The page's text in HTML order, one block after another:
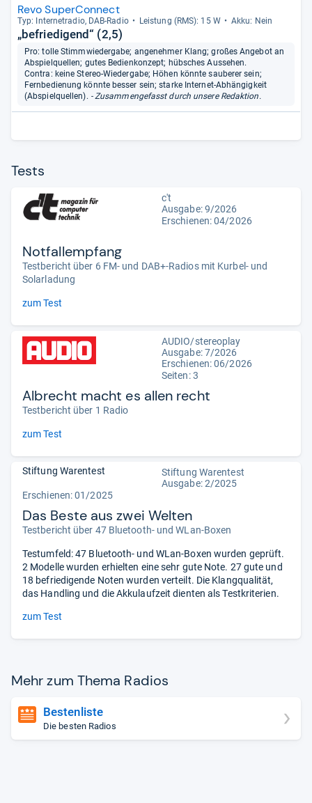
Revo SuperConnect
Typ: Inter­ne­tra­dio, DAB-​Radio Leis­tung (RMS): 15 W Akku: Nein
„befriedigend“ (2,5)
Pro: tolle Stimmwiedergabe; angenehmer Klang; großes Angebot an
Abspielquellen; gutes Bedienkonzept; hübsches Aussehen.
Contra: keine Stereo-Wiedergabe; Höhen könnte sauberer sein;
Fernbedienung könnte besser sein; starke Internet-Abhängigkeit
(Abspielquellen). - Zusammengefasst durch unsere Redaktion.
Tests
c't
Ausgabe: 9/2026
Erschienen:04/2026
Notfallempfang
Testbericht über 6 FM- und DAB+-Radios mit Kurbel- und
Solarladung
zum Test
AUDIO/stereoplay
Ausgabe: 7/2026
Erschienen:06/2026
Seiten: 3
Albrecht macht es allen recht
Testbericht über 1 Radio
zum Test
Stiftung Warentest
Stiftung Warentest
Ausgabe: 2/2025
Erschienen: 01/2025
Das Beste aus zwei Welten
Testbericht über 47 Bluetooth- und WLan-Boxen
Testumfeld: 47 Bluetooth- und WLan-Boxen wurden geprüft.
2 Modelle wurden erhielten eine sehr gute Note. 27 gute und
18 befriedigende Noten wurden verteilt. Die Klangqualität,
das Handling und die Akkulaufzeit dienten als Testkriterien.
zum Test
Mehr zum Thema Radios
Bestenliste
Die besten Radios